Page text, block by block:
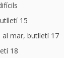
15
mar, butlletí 17
18